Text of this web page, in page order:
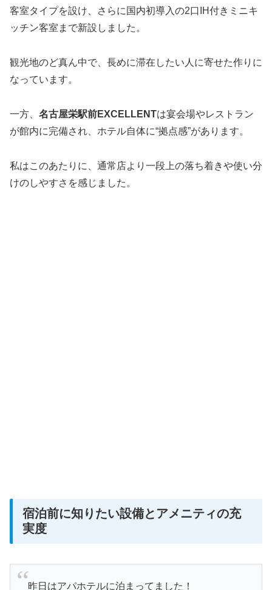
客室タイプを設け、さらに国内初導入の2口IH付きミニキ
ッチン客室まで新設しました。
観光地のど真ん中で、長めに滞在したい人に寄せた作りに
なっています。
一方、 名古屋栄駅前EXCELLENTは宴会場やレストラン
が館内に完備され、ホテル自体に“拠点感”があります。
私はこのあたりに、通常店より一段上の落ち着きや使い分
けのしやすさを感じました。
宿泊前に知りたい設備とアメニティの充
実度
昨日はアパホテルに泊まってました！